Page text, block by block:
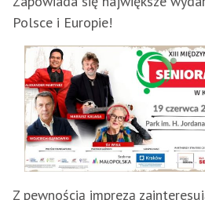
Polsce i Europie!
Z pewnością imprezą